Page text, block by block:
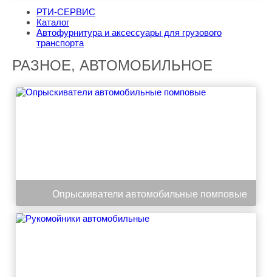
РТИ-СЕРВИС
Каталог
Автофурнитура и аксессуары для грузового
транспорта
РАЗНОЕ, АВТОМОБИЛЬНОЕ
Опрыскиватели автомобильные помповые